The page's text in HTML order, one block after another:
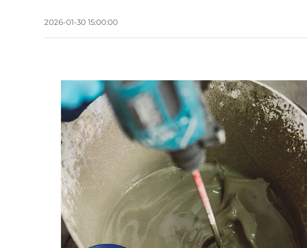
2026-01-30 15:00:00